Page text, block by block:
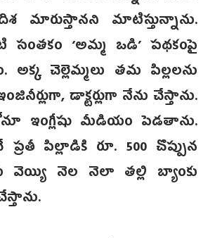
మారుస్తానని మాటిస్తున్నాను.
‘అమ్మ ఒడి’ పథకంపై
అక్క చెల్లెమ్మలు తమ పిల్లలను
డాక్టర్లుగా నేను చేస్తాను.
ఇంగ్లీషు మీడియం పెడతాను.
పిల్లాడికి రూ. 500 చొప్పున
వెయ్యి నెల నెలా తల్లి బ్యాంకు